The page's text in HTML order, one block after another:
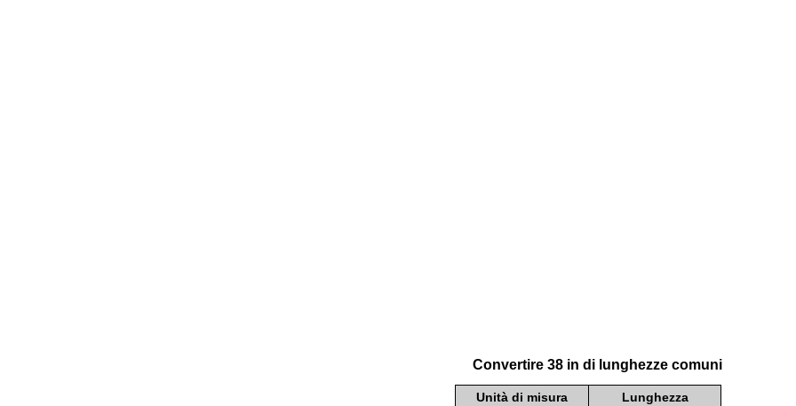
Convertire 38 in di lunghezze comuni
Unità di misura Lunghezza